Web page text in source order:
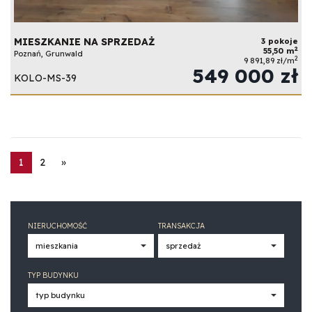
MIESZKANIE NA SPRZEDAŻ
Poznań, Grunwald
3 pokoje
55,50 m2
9 891,89 zł/m2
KOLO-MS-39 549 000 zł
1 2 »
NIERUCHOMOŚĆ TRANSAKCJA
TYP BUDYNKU